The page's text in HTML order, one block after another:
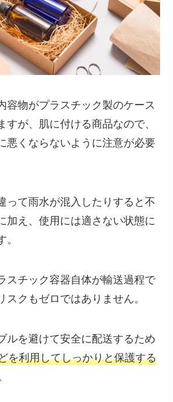
容物がプラスチック製のケース
すが、肌に付ける商品なので、
悪くならないように注意が必要
って雨水が混入したりすると不
加え、使用には適さない状態に
。
スチック容器自体が輸送過程で
スクもゼロではありません。
ルを避けて安全に配送するため
を利用してしっかりと保護する